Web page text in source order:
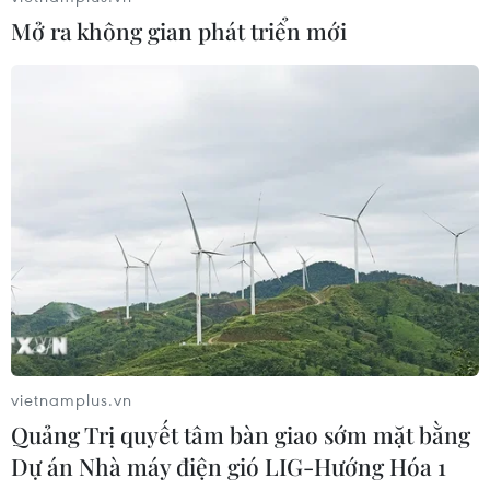
Phép thử sức chống chịu của kinh tế
Thuế polysilicon: Doanh nghiệp Hàn
Quốc tại Mỹ có lợi thế
07/08/2026 12:17
Tầm nhìn bán dẫn của Malaysia: Đi
từ thế mạnh sẵn có lên nấc thang giá
trị cao
07/08/2026 11:51
Mở ra không gian phát triển mới
vietnamplus.vn
Quảng Trị quyết tâm bàn giao sớm mặt bằng
Dự án Nhà máy điện gió LIG-Hướng Hóa 1